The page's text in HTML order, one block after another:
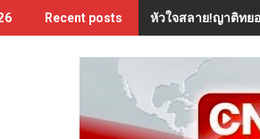
Recent posts หัวใจสลาย!ญาติทย